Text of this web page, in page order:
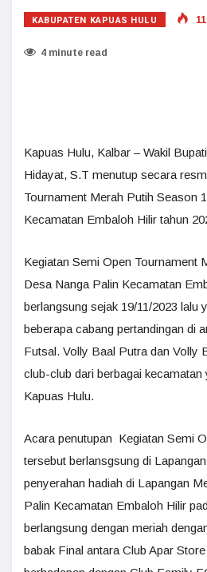
KABUPATEN KAPUAS HULU 11
4 minute read
Kapuas Hulu, Kalbar – Wakil
Hidayat, S.T menutup secara
Tournament Merah Putih Season
Kecamatan Embaloh Hilir tahun
Kegiatan Semi Open Tournament
Desa Nanga Palin Kecamatan
berlangsung sejak 19/11/2023 lalu
beberapa cabang pertandingan di
Futsal. Volly Baal Putra dan Volly
club-club dari berbagai kecamatan
Kapuas Hulu.
Acara penutupan Kegiatan Semi
tersebut berlansgsung di
penyerahan hadiah di Lapangan
Palin Kecamatan Embaloh Hilir
berlangsung dengan meriah
babak Final antara Club Apar